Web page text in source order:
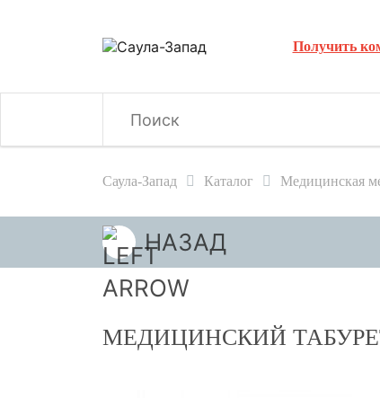
Получить
Саула-Запад Каталог Медицинская
НАЗАД
МЕДИЦИНСКИЙ